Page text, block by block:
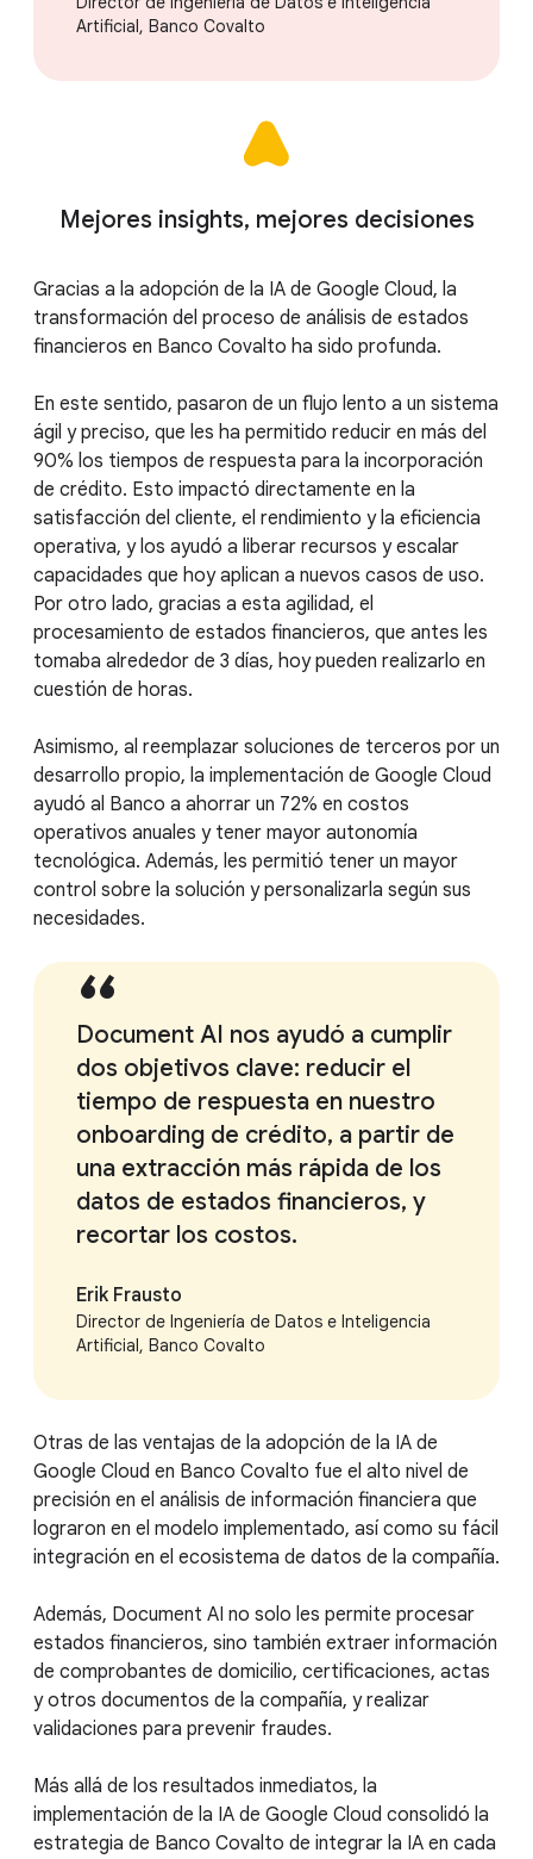
Artificial, Banco Covalto
Mejores insights, mejores decisiones
Gracias a la adopción de la IA de Google Cloud, la
transformación del proceso de análisis de estados
financieros en Banco Covalto ha sido profunda.
En este sentido, pasaron de un flujo lento a un sistema
ágil y preciso, que les ha permitido reducir en más del
90% los tiempos de respuesta para la incorporación
de crédito. Esto impactó directamente en la
satisfacción del cliente, el rendimiento y la eficiencia
operativa, y los ayudó a liberar recursos y escalar
capacidades que hoy aplican a nuevos casos de uso.
Por otro lado, gracias a esta agilidad, el
procesamiento de estados financieros, que antes les
tomaba alrededor de 3 días, hoy pueden realizarlo en
cuestión de horas.
Asimismo, al reemplazar soluciones de terceros por un
desarrollo propio, la implementación de Google Cloud
ayudó al Banco a ahorrar un 72% en costos
operativos anuales y tener mayor autonomía
tecnológica. Además, les permitió tener un mayor
control sobre la solución y personalizarla según sus
necesidades.
Document AI nos ayudó a cumplir
dos objetivos clave: reducir el
tiempo de respuesta en nuestro
onboarding de crédito, a partir de
una extracción más rápida de los
datos de estados financieros, y
recortar los costos.
Erik Frausto
Director de Ingeniería de Datos e Inteligencia
Artificial, Banco Covalto
Otras de las ventajas de la adopción de la IA de
Google Cloud en Banco Covalto fue el alto nivel de
precisión en el análisis de información financiera que
lograron en el modelo implementado, así como su fácil
integración en el ecosistema de datos de la compañía.
Además, Document AI no solo les permite procesar
estados financieros, sino también extraer información
de comprobantes de domicilio, certificaciones, actas
y otros documentos de la compañía, y realizar
validaciones para prevenir fraudes.
Más allá de los resultados inmediatos, la
implementación de la IA de Google Cloud consolidó la
estrategia de Banco Covalto de integrar la IA en cada